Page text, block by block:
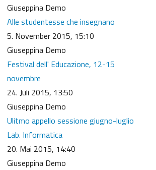
Giuseppina Demo
Alle studentesse che insegnano
5. November 2015, 15:10
Giuseppina Demo
Festival dell' Educazione, 12-15
novembre
24. Juli 2015, 13:50
Giuseppina Demo
Ulitmo appello sessione giugno-luglio
Lab. Informatica
20. Mai 2015, 14:40
Giuseppina Demo